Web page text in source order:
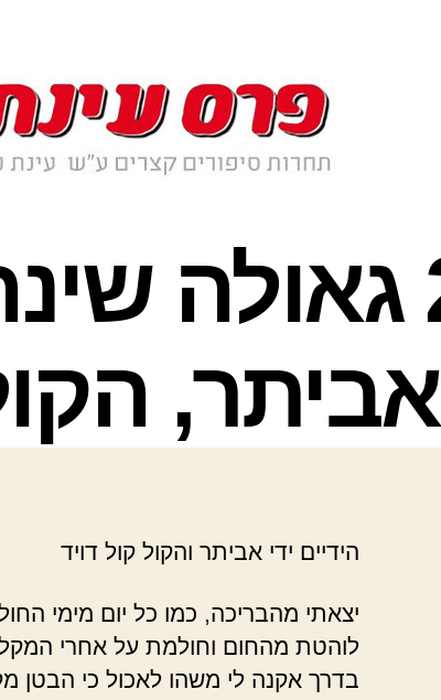
232 גאולה
אביתר,
הידיים ידי אביתר והקול קול דויד
יצאתי מהבריכה, כמו כל יום מימי
לוהטת מהחום וחולמת על אחרי
בדרך אקנה לי משהו לאכול כי הבטן